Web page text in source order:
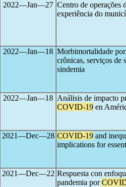
2022―Jan―27 Centro de operações
experiência do
2022―Jan―18 Morbimortalidade
crônicas, serviços de
sindemia
2022―Jan―18 Análisis de impacto
COVID-19 en
2021―Dec―28 COVID-19 and
implications for
2021―Dec―22 Respuesta con
pandemia por